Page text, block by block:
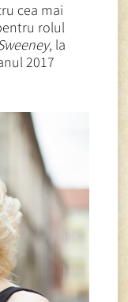
cea mai
rolul
, la
2017